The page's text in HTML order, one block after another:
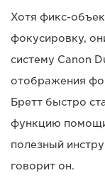
Хотя фикс-
фокусировку,
систему Canon
отображения
Бретт быстро
функцию
полезный
говорит он.